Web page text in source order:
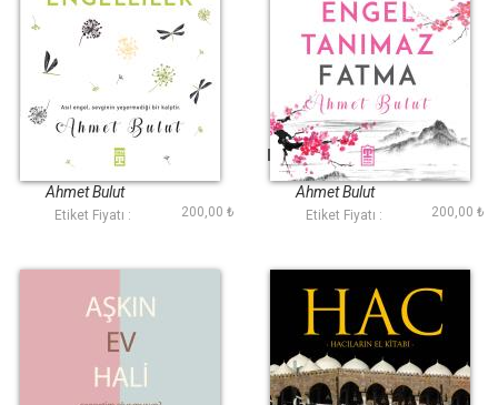
Cennete Koşanlar
Engelliler
Ahmet Bulut
Etiket Fiyatı : 200,00 ₺
Dua Engel Tanımaz
Fatma
Ahmet Bulut
Etiket Fiyatı : 200,00 ₺